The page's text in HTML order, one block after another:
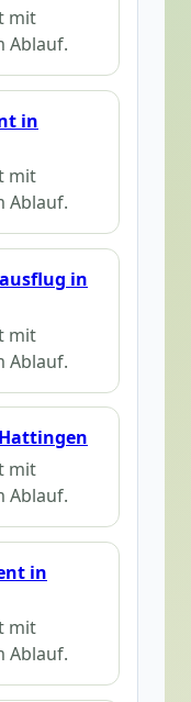
mit
Ablauf.
in
mit
Ablauf.
in
mit
Ablauf.
mit
Ablauf.
in
mit
Ablauf.